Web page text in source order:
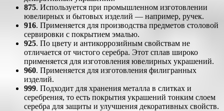
875. Используется при промышленном изготовлении
ювелирных и бытовых изделий — например, ручек.
916. Применяется для производства предметов столовой
сервировки с покрытием эмалью.
925. По цвету и антикоррозийным свойствам не
отличается от чистого серебра. Этот сплав широко
применяется для изготовления ювелирных украшений.
960. Применяется для изготовления филигранных
изделий.
999. Подходит для хранения металла в слитках и
серебрения, то есть покрытия украшений тонким слоем
серебра для защиты и улучшения декоративных свойств.